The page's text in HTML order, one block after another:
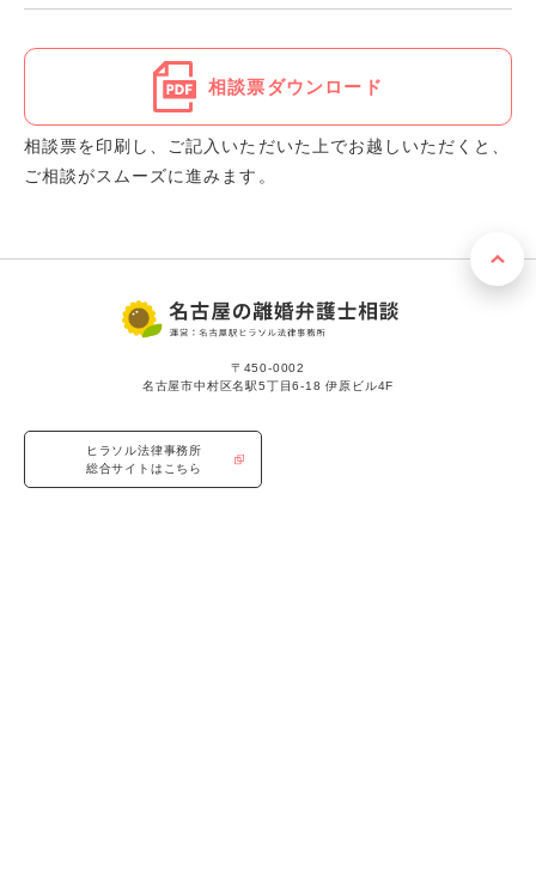
相談票ダウンロード
相談票を印刷し、ご記入いただいた上でお越しいただくと、
ご相談がスムーズに進みます。
〒450-0002
名古屋市中村区名駅5丁目6-18 伊原ビル4F
ヒラソル法律事務所
総合サイトはこちら